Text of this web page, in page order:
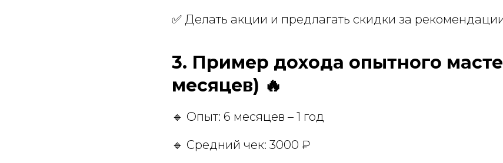
✅ Делать акции и предлагать скидки за
3. Пример дохода опытного
месяцев) 🔥
🔹 Опыт: 6 месяцев – 1 год
🔹 Средний чек: 3000 ₽